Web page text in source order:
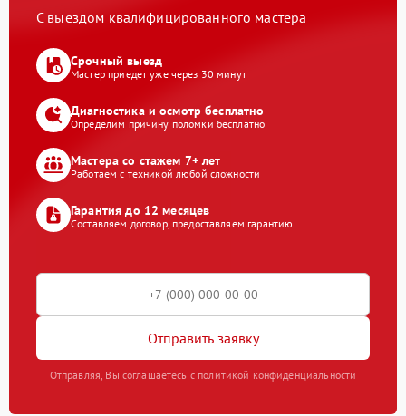
С выездом квалифицированного мастера
Срочный выезд
Мастер приедет уже через 30 минут
Диагностика и осмотр бесплатно
Определим причину поломки бесплатно
Мастера со стажем 7+ лет
Работаем с техникой любой сложности
Гарантия до 12 месяцев
Составляем договор, предоставляем гарантию
Отправить заявку
Отправляя, Вы соглашаетесь с политикой конфиденциальности